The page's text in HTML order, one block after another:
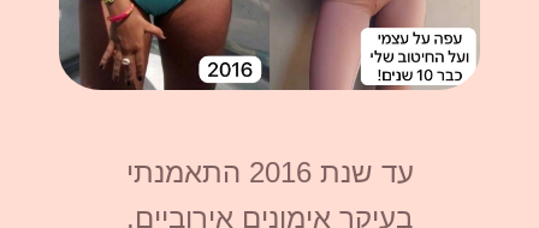
עד שנת 2016 התאמנתי
בעיקר אימונים אירוביים.